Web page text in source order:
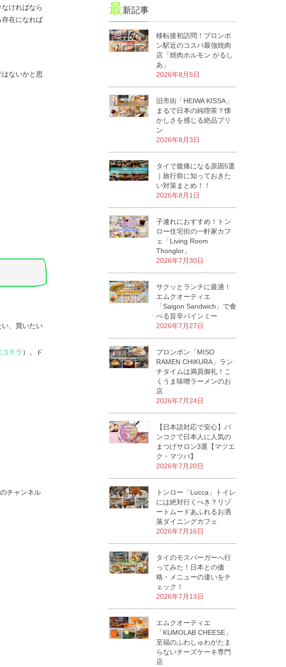
ければなら
在になれば
ないかと思
、買いたい
チラ ）。ド
チャンネル
最新記事
移転後初訪問！プロンポ
ン駅近のコスパ最強焼肉
店「焼肉ホルモン がるし
あ」
2026年8月5日
旧市街「HEIWA KISSA」
まるで日本の純喫茶？懐
かしさを感じる絶品プリ
ン
2026年8月3日
タイで腹痛になる原因5選
｜旅行前に知っておきた
い対策まとめ！！
2026年8月1日
子連れにおすすめ！トン
ロー住宅街の一軒家カフ
ェ「Living Room
Thonglor」
2026年7月30日
サクッとランチに最適！
エムクオーティエ
「Saigon Sandwich」で食
べる旨辛バインミー
2026年7月27日
プロンポン「MISO
RAMEN CHIKURA」ラン
チタイムは満員御礼！こ
くうま味噌ラーメンのお
店
2026年7月24日
【日本語対応で安心】バ
ンコクで日本人に人気の
まつげサロン3選【マツエ
ク・マツパ】
2026年7月20日
トンロー「Lucca」トイレ
には絶対行くべき？リゾ
ートムードあふれるお洒
落ダイニングカフェ
2026年7月16日
タイのモスバーガーへ行
ってみた！日本との価
格・メニューの違いをチ
ェック！
2026年7月13日
エムクオーティエ
「KUMOLAB CHEESE」
至福のふわしゅわがたま
らないチーズケーキ専門
店